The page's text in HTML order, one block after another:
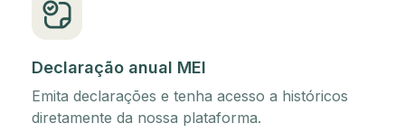
Declaração anual MEI
Emita declarações e tenha acesso a históricos
diretamente da nossa plataforma.